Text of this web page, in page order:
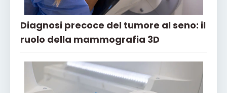
Diagnosi precoce del tumore al seno: il
ruolo della mammografia 3D